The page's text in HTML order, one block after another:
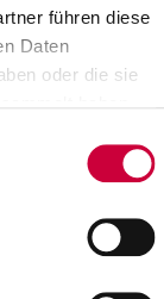
führen diese
Daten
oder die sie
am 24.
geschlossen.